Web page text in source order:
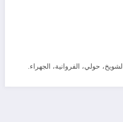
حولي، الفروانية، الجهراء.